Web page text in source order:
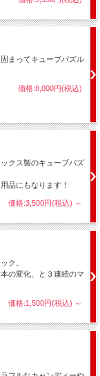
てもらい、1つ選び
置を予言していた」
さんが自由に混ぜて
しています。
す。
混ざったルービッ
、そのまま両手を
まってキューブパズル
価格:8,000円(税込)
クス製のキューブパズ
品にもなります！
価格:3,500円(税込) ～
ク。
の変化、と３連続のマ
価格:1,500円(税込) ～